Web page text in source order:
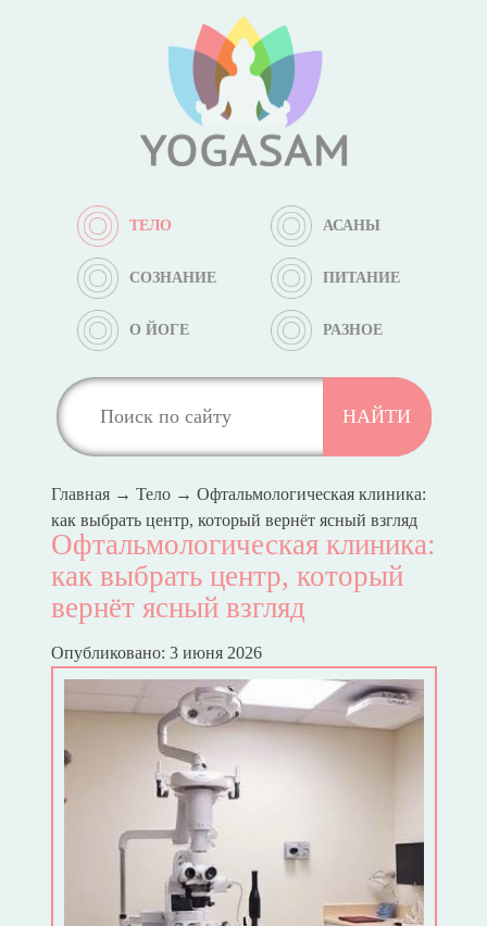
ТЕЛО АСАНЫ
СОЗНАНИЕ ПИТАНИЕ
О ЙОГЕ РАЗНОЕ
Главная→ Тело→ Офтальмологическая клиника:
как выбрать центр, который вернёт ясный взгляд
Офтальмологическая клиника:
как выбрать центр, который
вернёт ясный взгляд
Опубликовано: 3 июня 2026